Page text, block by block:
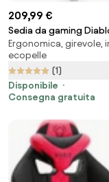
209,99 €
Sedia da gaming
2.0 Normal Size: Nero
Ergonomica, girevole,
ecopelle
(1)
Disponibile
Consegna gratuita